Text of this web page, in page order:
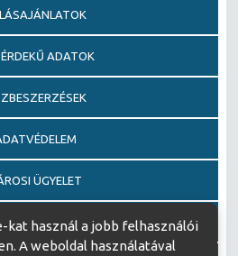
ADATOK
ÜGYELET
KÓRHÁZ DÍJ PÁLYÁZAT
kat használ a jobb felhasználói
A weboldal használatával